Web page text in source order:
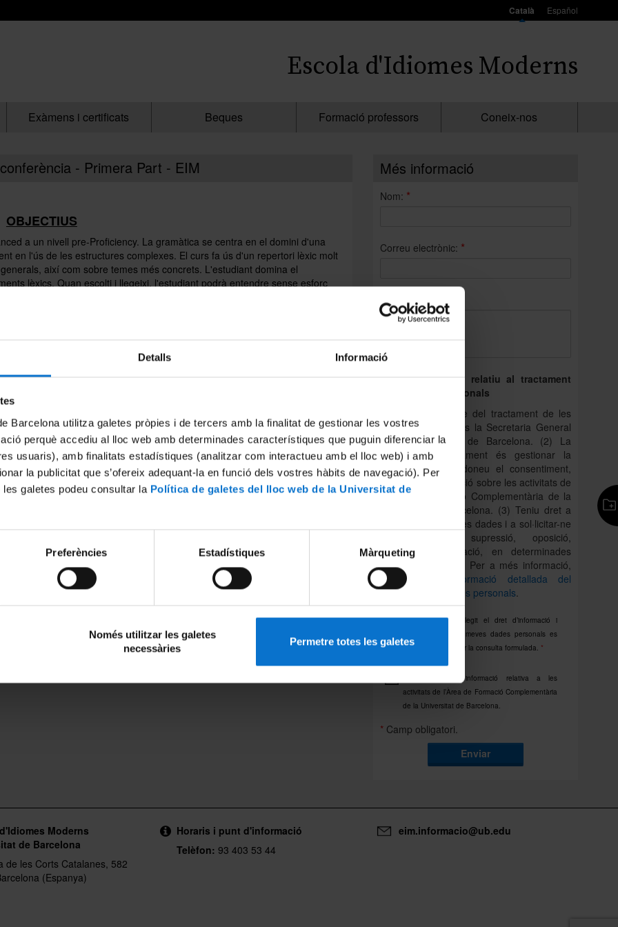
Detalls Informació
Barcelona utilitza galetes pròpies i de tercers amb la finalitat de gestionar les vostres
perquè accediu al lloc web amb determinades característiques que puguin diferenciar la
usuaris), amb finalitats estadístiques (analitzar com interactueu amb el lloc web) i amb
la publicitat que s’ofereix adequant-la en funció dels vostres hàbits de navegació). Per
galetes podeu consultar la Política de galetes del lloc web de la Universitat de
Preferències Estadístiques Màrqueting
Només utilitzar les galetes
necessàries
Permetre totes les galetes
Català Español
Escola d'Idiomes Moderns
Exàmens i certificats Beques Formació professors Coneix-nos
- Primera Part - EIM
OBJECTIUS
a un nivell pre-Proficiency. La gramàtica se centra en el domini d'una
en l'ús de les estructures complexes. El curs fa ús d'un repertori lèxic molt
així com sobre temes més concrets. L'estudiant domina el
lèxics. Quan escolti i llegeixi, l'estudiant podrà entendre sense esforç
contextos clars, així com de complexos o abstractes. Podrà entendre
quan parlen amb un llenguatge habitual a velocitat normal, i podrà
i les idees abstractes. L'estudiant podrà comunicar-se espontàniament,
ben estructurats. La pronunciació serà clara i precisa, amb assajos molt
i l'actitud, produint els sons individuals amb molta precisió.
de l'EIM.
Més informació
Nom: *
Correu electrònic: *
Consulta: *
Dret d’informació relatiu al tractament
de les dades personals
(1) La responsable del tractament de les
dades personals és la Secretaria General
de la Universitat de Barcelona. (2) La
finalitat del tractament és gestionar la
consulta i, si hi doneu el consentiment,
enviar-vos informació sobre les activitats de
l’Àrea de Formació Complementària de la
Universitat de Barcelona. (3) Teniu dret a
accedir a les vostres dades i a sol·licitar-ne
la rectificació, supressió, oposició,
portabilitat i limitació, en determinades
circumstàncies. (4) Per a més informació,
consulteu
la informació detallada del
tractament de dades personals.
Declaro que he llegit el dret d’informació i
consento que les meves dades personals es
tractin per gestionar la consulta formulada. *
Consento rebre informació relativa a les
activitats de l’Àrea de Formació Complementària
de la Universitat de Barcelona.
* Camp obligatori.
Enviar
Moderns
de Barcelona
de les Corts Catalanes, 582
(Espanya)
Horaris i punt d'informació
Telèfon: 93 403 53 44
eim.informacio@ub.edu